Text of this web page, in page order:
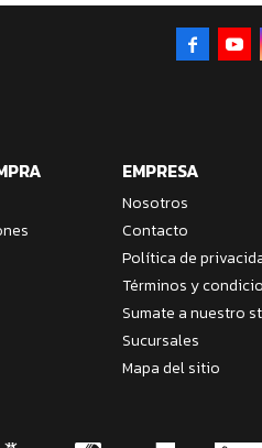
EMPRESA
Nosotros
Contacto
Política de
Términos y
Sumate a nuestro
Sucursales
Mapa del sitio
 